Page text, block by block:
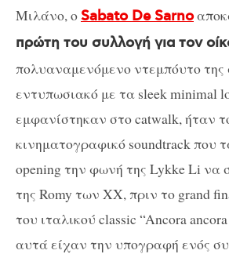
Μιλάνο, οSabato De Sarno
πρώτη του συλλογή για τον
πολυαναμενόμενο ντεμπόυτο της
εντυπωσιακό με τα sleek minimal
εμφανίστηκαν στο catwalk, ήταν
κινηματογραφικό soundtrack που
opening την φωνή της Lykke Li να
της Romy των ΧΧ, πριν το grand
του ιταλικού classic “Ancora
αυτά είχαν την υπογραφή ενός